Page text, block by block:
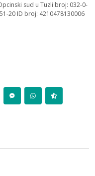
sud u Tuzli broj: 032-0-
20 ID broj: 4210478130006